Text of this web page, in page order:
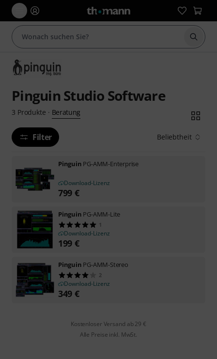
Suche
Pinguin Studio Software
3 Produkte · Beratung
Filter Beliebtheit
Pinguin PG-AMM-Enterprise
Download-Lizenz
799 €
Pinguin PG-AMM-Lite
1
Download-Lizenz
199 €
Pinguin PG-AMM-Stereo
2
Download-Lizenz
349 €
Kostenloser Versand ab 29 €
Alle Preise inkl. MwSt.